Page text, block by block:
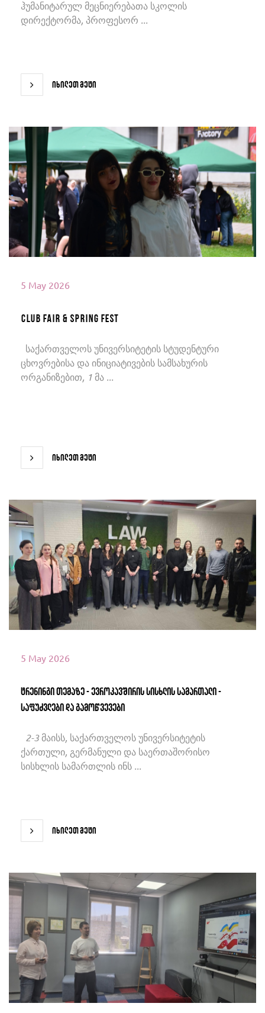
ჰუმანიტარულ მეცნიერებათა სკოლის
დირექტორმა, პროფესორ ...
იხილეთ მეტი
იხილეთ მეტი
5 May 2026
Club Fair & Spring Fest
საქართველოს უნივერსიტეტის სტუდენტური
ცხოვრებისა და ინიციატივების სამსახურის
ორგანიზებით, 1 მა ...
იხილეთ მეტი
იხილეთ მეტი
5 May 2026
ტრენინგი თემაზე - ევროკავშირის სისხლის სამართალი -
საფუძვლები და გამოწვევები
2-3 მაისს, საქართველოს უნივერსიტეტის
ქართული, გერმანული და საერთაშორისო
სისხლის სამართლის ინს ...
იხილეთ მეტი
იხილეთ მეტი